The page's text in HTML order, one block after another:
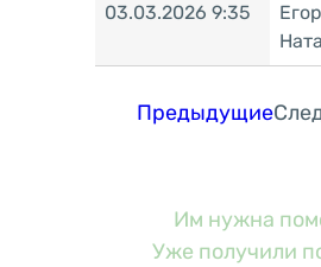
03.03.2026 9:35
Предыдущие
Им нужна
Уже получили